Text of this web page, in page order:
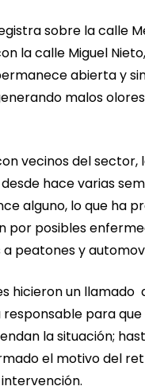
sobre la calle
la calle Miguel
abierta y
malos
vecinos del sector,
hace varias
alguno, lo que ha
por posibles
peatones y
hicieron un llamado
para
la situación;
el motivo del